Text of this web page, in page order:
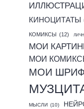
КИНОЦИТАТЫ
КОМИКСЫ (12)
МОИ
МОИ
МОИ
МЫСЛИ (10)